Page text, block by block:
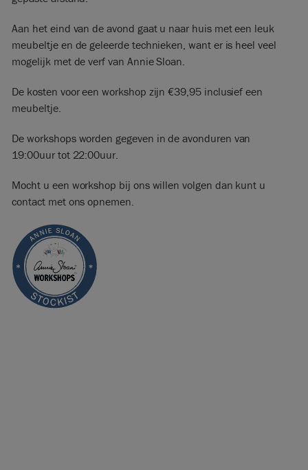
Aan het eind van de avond gaat u naar huis met een leuk
meubeltje en de geleerde technieken, want er is heel veel
mogelijk met de verf van Annie Sloan.
De kosten voor een workshop zijn €39,95 inclusief een
meubeltje.
De workshops worden gegeven in de avonduren van
19:00uur tot 22:00uur.
Mocht u een workshop bij ons willen volgen dan kunt u
contact met ons opnemen.